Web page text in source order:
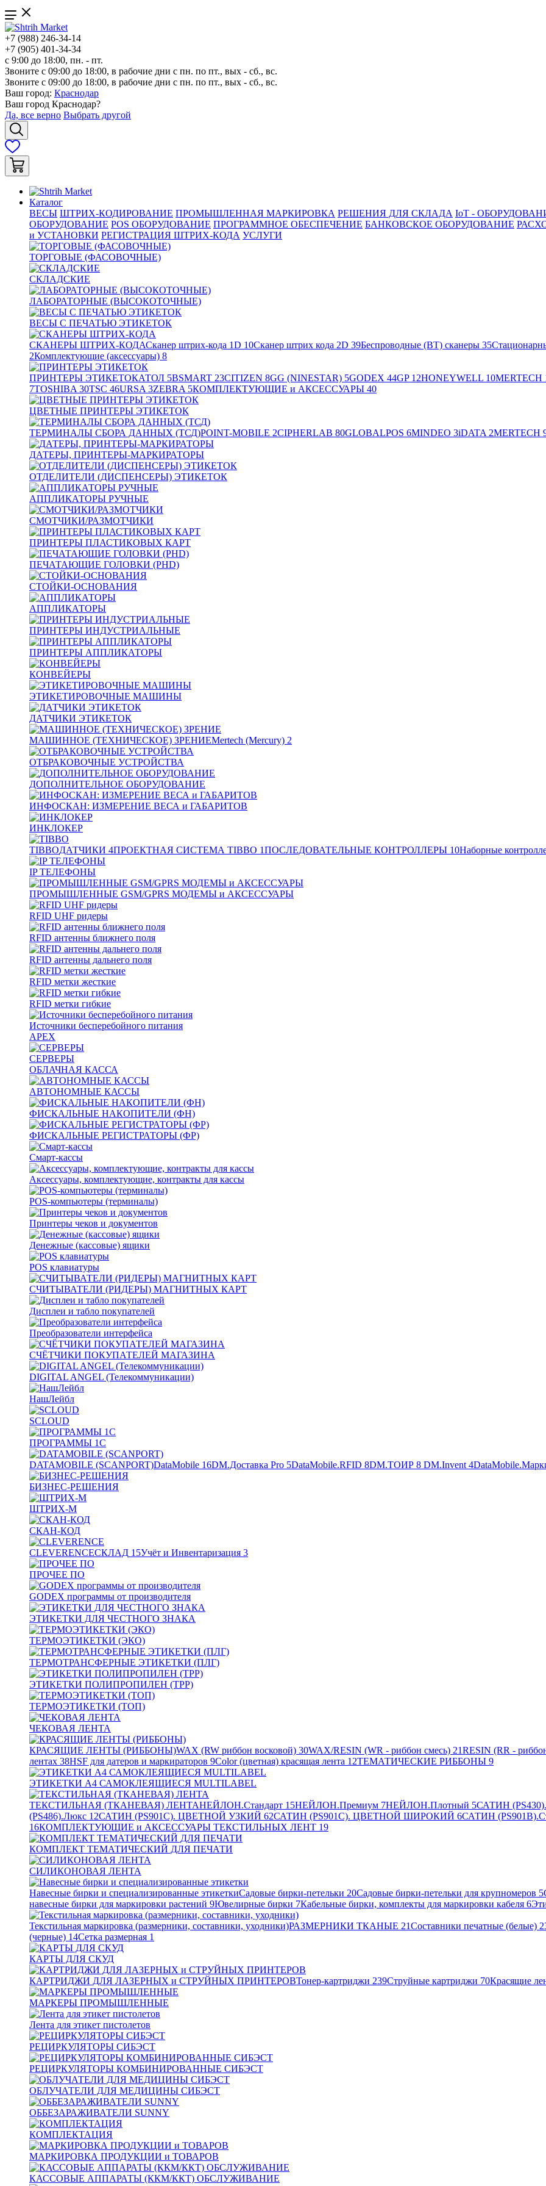
+7 (988) 246-34-14
+7 (905) 401-34-34
с 9:00 до 18:00, пн. - пт.
Звоните с 09:00 до 18:00, в рабочие дни с пн. по пт., вых - сб., вс.
Звоните с 09:00 до 18:00, в рабочие дни с пн. по пт., вых - сб., вс.
Ваш город: Краснодар
Ваш город Краснодар?
Да, все верно Выбрать другой
Каталог
ВЕСЫ ШТРИХ-КОДИРОВАНИЕ ПРОМЫШЛЕННАЯ МАРКИРОВКА РЕШЕНИЯ ДЛЯ СКЛАДА IoT -
ОБОРУДОВАНИЕ POS ОБОРУДОВАНИЕ ПРОГРАММНОЕ ОБЕСПЕЧЕНИЕ БАНКОВСКОЕ ОБОРУДОВАНИЕ
и УСТАНОВКИ РЕГИСТРАЦИЯ ШТРИХ-КОДА УСЛУГИ
ТОРГОВЫЕ (ФАСОВОЧНЫЕ)
СКЛАДСКИЕ
ЛАБОРАТОРНЫЕ (ВЫСОКОТОЧНЫЕ)
ВЕСЫ С ПЕЧАТЬЮ ЭТИКЕТОК
СКАНЕРЫ ШТРИХ-КОДАСканер штрих-кода 1D 10Сканер штрих кода 2D 39Беспроводные (BT) сканеры 35
2Комплектующие (аксессуары) 8
ПРИНТЕРЫ ЭТИКЕТОКАТОЛ 5BSMART 23CITIZEN 8GG (NINESTAR) 5GODEX 44GP12HONEYWELL 10MERTECH
7TOSHIBA 30TSC 46URSA 3ZEBRA 5КОМПЛЕКТУЮЩИЕ и АКСЕССУАРЫ 40
ЦВЕТНЫЕ ПРИНТЕРЫ ЭТИКЕТОК
ТЕРМИНАЛЫ СБОРА ДАННЫХ (ТСД)POINT-MOBILE 2CIPHERLAB 80GLOBALPOS 6MINDEO 3iDATA 2MERTECH
ДАТЕРЫ, ПРИНТЕРЫ-МАРКИРАТОРЫ
ОТДЕЛИТЕЛИ (ДИСПЕНСЕРЫ) ЭТИКЕТОК
АППЛИКАТОРЫ РУЧНЫЕ
СМОТЧИКИ/РАЗМОТЧИКИ
ПРИНТЕРЫ ПЛАСТИКОВЫХ КАРТ
ПЕЧАТАЮЩИЕ ГОЛОВКИ (PHD)
СТОЙКИ-ОСНОВАНИЯ
АППЛИКАТОРЫ
ПРИНТЕРЫ ИНДУСТРИАЛЬНЫЕ
ПРИНТЕРЫ АППЛИКАТОРЫ
КОНВЕЙЕРЫ
ЭТИКЕТИРОВОЧНЫЕ МАШИНЫ
ДАТЧИКИ ЭТИКЕТОК
МАШИННОЕ (ТЕХНИЧЕСКОЕ) ЗРЕНИЕMertech (Mercury) 2
ОТБРАКОВОЧНЫЕ УСТРОЙСТВА
ДОПОЛНИТЕЛЬНОЕ ОБОРУДОВАНИЕ
ИНФОСКАН: ИЗМЕРЕНИЕ ВЕСА и ГАБАРИТОВ
ИНКЛОКЕР
TIBBOДАТЧИКИ 4ПРОЕКТНАЯ СИСТЕМА TIBBO 1ПОСЛЕДОВАТЕЛЬНЫЕ КОНТРОЛЛЕРЫ 10Наборные
IP ТЕЛЕФОНЫ
ПРОМЫШЛЕННЫЕ GSM/GPRS МОДЕМЫ и АКСЕССУАРЫ
RFID UHF ридеры
RFID антенны ближнего поля
RFID антенны дальнего поля
RFID метки жесткие
RFID метки гибкие
Источники бесперебойного питания
APEX
СЕРВЕРЫ
ОБЛАЧНАЯ КАССА
АВТОНОМНЫЕ КАССЫ
ФИСКАЛЬНЫЕ НАКОПИТЕЛИ (ФН)
ФИСКАЛЬНЫЕ РЕГИСТРАТОРЫ (ФР)
Смарт-кассы
Аксессуары, комплектующие, контракты для кассы
POS-компьютеры (терминалы)
Принтеры чеков и документов
Денежные (кассовые) ящики
POS клавиатуры
СЧИТЫВАТЕЛИ (РИДЕРЫ) МАГНИТНЫХ КАРТ
Дисплеи и табло покупателей
Преобразователи интерфейса
СЧЁТЧИКИ ПОКУПАТЕЛЕЙ МАГАЗИНА
DIGITAL ANGEL (Телекоммуникации)
НашЛейбл
SCLOUD
ПРОГРАММЫ 1С
DATAMOBILE (SCANPORT)DataMobile 16DM.Доставка Pro 5DataMobile.RFID 8DM.ТОИР 8 DM.Invent 4
БИЗНЕС-РЕШЕНИЯ
ШТРИХ-М
СКАН-КОД
CLEVERENCEСКЛАД 15Учёт и Инвентаризация 3
ПРОЧЕЕ ПО
GODEX программы от производителя
ЭТИКЕТКИ ДЛЯ ЧЕСТНОГО ЗНАКА
ТЕРМОЭТИКЕТКИ (ЭКО)
ТЕРМОТРАНСФЕРНЫЕ ЭТИКЕТКИ (ПЛГ)
ЭТИКЕТКИ ПОЛИПРОПИЛЕН (TPP)
ТЕРМОЭТИКЕТКИ (ТОП)
ЧЕКОВАЯ ЛЕНТА
КРАСЯЩИЕ ЛЕНТЫ (РИББОНЫ)WAX (RW риббон восковой) 30WAX/RESIN (WR - риббон смесь) 21RESIN (RR -
лентах 38HSF для датеров и маркираторов 9Color (цветная) красящая лента 12ТЕМАТИЧЕСКИЕ РИББОНЫ 9
ЭТИКЕТКИ А4 САМОКЛЕЯЩИЕСЯ MULTILABEL
ТЕКСТИЛЬНАЯ (ТКАНЕВАЯ) ЛЕНТАНЕЙЛОН.Стандарт 15НЕЙЛОН.Премиум 7НЕЙЛОН.Плотный 5САТИН
(PS486).Люкс 12САТИН (PS901C). ЦВЕТНОЙ УЗКИЙ 62САТИН (PS901C). ЦВЕТНОЙ ШИРОКИЙ 6САТИН
16КОМПЛЕКТУЮЩИЕ и АКСЕССУАРЫ ТЕКСТИЛЬНЫХ ЛЕНТ 19
КОМПЛЕКТ ТЕМАТИЧЕСКИЙ ДЛЯ ПЕЧАТИ
СИЛИКОНОВАЯ ЛЕНТА
Навесные бирки и специализированные этикеткиСадовые бирки-петельки 20Садовые бирки-петельки для крупномеров 5
навесные бирки для маркировки растений 9Ювелирные бирки 7Кабельные бирки, комплекты для маркировки кабеля 6
Текстильная маркировка (размерники, составники, уходники)РАЗМЕРНИКИ ТКАНЫЕ 21Составники печатные (белые)
(черные) 14Сетка размерная 1
КАРТЫ ДЛЯ СКУД
КАРТРИДЖИ ДЛЯ ЛАЗЕРНЫХ и СТРУЙНЫХ ПРИНТЕРОВТонер-картриджи 239Струйные картриджи 70Красящие
МАРКЕРЫ ПРОМЫШЛЕННЫЕ
Лента для этикет пистолетов
РЕЦИРКУЛЯТОРЫ СИБЭСТ
РЕЦИРКУЛЯТОРЫ КОМБИНИРОВАННЫЕ СИБЭСТ
ОБЛУЧАТЕЛИ ДЛЯ МЕДИЦИНЫ СИБЭСТ
ОББЕЗАРАЖИВАТЕЛИ SUNNY
КОМПЛЕКТАЦИЯ
МАРКИРОВКА ПРОДУКЦИИ и ТОВАРОВ
КАССОВЫЕ АППАРАТЫ (ККМ/ККТ) ОБСЛУЖИВАНИЕ